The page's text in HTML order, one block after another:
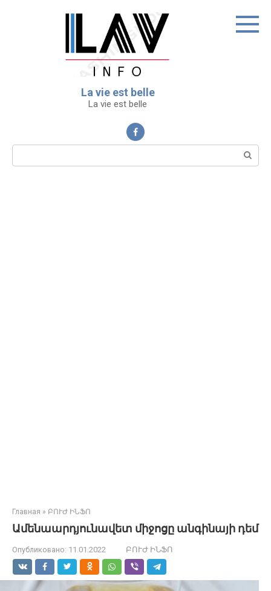
La vie est belle
La vie est belle
Поиск:
Главная » ԲՈՒԺ ԻՆՖՈ
Ամենաարդյունավետ միջոցը անգինայի դեմ
Опубликовано: 11.01.2022 ԲՈՒԺ ԻՆՖՈ